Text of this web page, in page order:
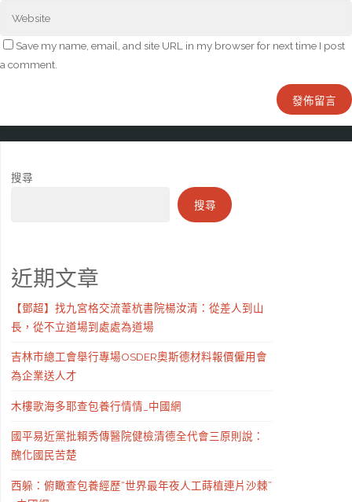
Save my name, email, and site URL in my browser for next time I post
a comment.
搜尋
搜尋
近期文章
【鄧超】找九宮格交流葦杭書院楊汝清：從差人到山
長，從不立道場到處處為道場
吉林市總工會舉行專場OSDER奧斯德材料報價僱用會
為企業送人才
木樓歌海多耶查包養行情情_中國網
國平易近黨批賴秀傳醫院健檢清德全代會三原則說：
醜化國民苦楚
西躲：俯瞰查包養經歷“世界最年夜人工蒔植連片沙棘”